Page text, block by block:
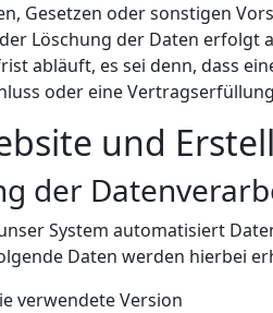
Gesetzen oder sonstigen
Löschung der Daten erfolgt
abläuft, es sei denn, dass
oder eine
und
der
System automatisiert
Daten werden hierbei
verwendete Version